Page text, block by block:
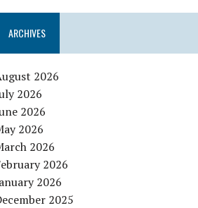
ARCHIVES
2026
2026
2026
2026
2026
2026
2026
2025